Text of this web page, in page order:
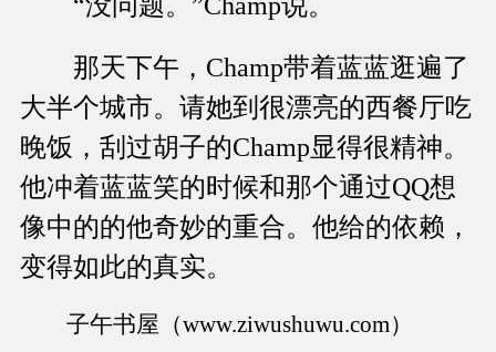
那天下午，Champ带着蓝蓝逛遍了
大半个城市。请她到很漂亮的西餐厅吃
晚饭，刮过胡子的Champ显得很精神。
他冲着蓝蓝笑的时候和那个通过QQ想
像中的的他奇妙的重合。他给的依赖，
变得如此的真实。
子午书屋（www.ziwushuwu.com）